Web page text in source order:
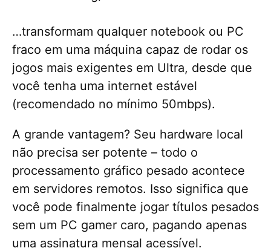
…transformam qualquer notebook ou PC
fraco em uma máquina capaz de rodar os
jogos mais exigentes em Ultra, desde que
você tenha uma internet estável
(recomendado no mínimo 50mbps).
A grande vantagem? Seu hardware local
não precisa ser potente – todo o
processamento gráfico pesado acontece
em servidores remotos. Isso significa que
você pode finalmente jogar títulos pesados
sem um PC gamer caro, pagando apenas
uma assinatura mensal acessível.